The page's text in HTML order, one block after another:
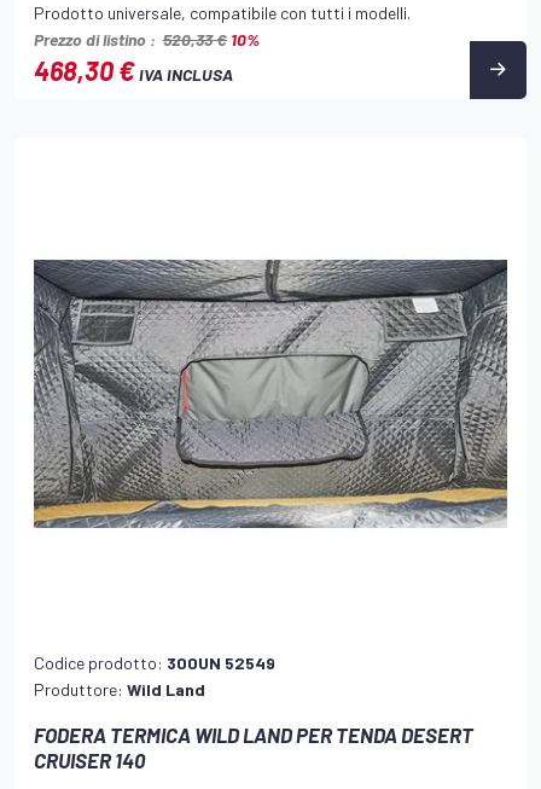
Prodotto universale, compatibile con tutti i modelli.
Prezzo di listino : 520,33 € 10%
468,30 €IVA INCLUSA
Codice prodotto: 300UN 52549
Produttore: Wild Land
FODERA TERMICA WILD LAND PER TENDA DESERT
CRUISER 140